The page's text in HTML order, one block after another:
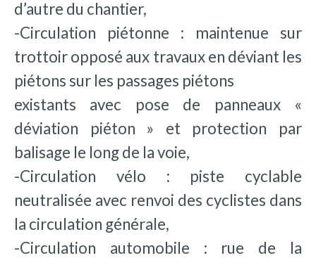
d’autre du chantier,
-Circulation piétonne : maintenue sur
trottoir opposé aux travaux en déviant les
piétons sur les passages piétons
existants avec pose de panneaux «
déviation piéton » et protection par
balisage le long de la voie,
-Circulation vélo : piste cyclable
neutralisée avec renvoi des cyclistes dans
la circulation générale,
-Circulation automobile : rue de la